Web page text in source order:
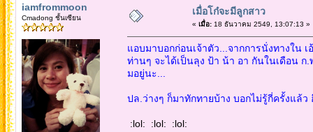
iamfrommoon
Cmadong ชั้นเซียน
เมื่อโก๋จะมีลูกสาว
« เมื่อ:18 ธันวาคม 2549, 13:07:13 »
แอบมาบอกก่อนเจ้าตัว...จากการนั่งทางใน
ท่านๆ จะได้เป็นลุง ป้า น้า อา กันในเดือน
มอยู่นะ...
ปล.ว่างๆ ก็มาทักทายบ้าง บอกไม่รู้กี่ครั้งแล้ว
:lol: :lol: :lol: